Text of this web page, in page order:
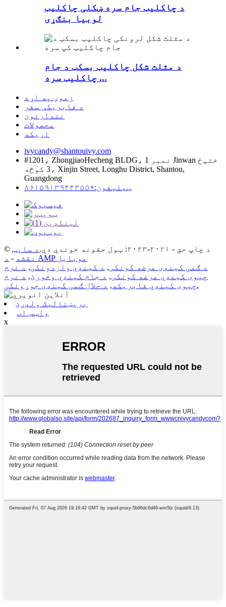
د چاکلیټ جام سره ښکلی چاکلیټ
لوبیا بنګړی
د مثلث شکل چاکلیټ بسکټ د جام
چاکلیټ سره ...
زموږ په اړه
د فابریکې سفر
نندارتون
محصولات
اړیکه
ivycandy@shantouivy.com
#1201، ZhongjiaoHecheng BLDG، نمبر 1 Jinwan ختیځ
3 کوڅه، Xinjin Street, Longhu District, Shantou,
Guangdong
ټیلیفون:+۸۶۱۵۹۱۳۹۴۴۳۵۵
© د چاپ حق - ۲۰۲۱-۲۰۲۳: ټول حقونه خوندي دي.
د سایټ
نقشه -
د AMP موبایل
د ګمی کینډی عرضه کونکی, د کینډي واردونکی, د نرم
چیوی کینډي عرضه کونکی, د جام کینډي وخورئ, د نرم
چیوی کینډي فابریکه , د حلال ګمی کینډی جوړونکی ,
برېښنالیک ولېږئ
واټس اپ
x